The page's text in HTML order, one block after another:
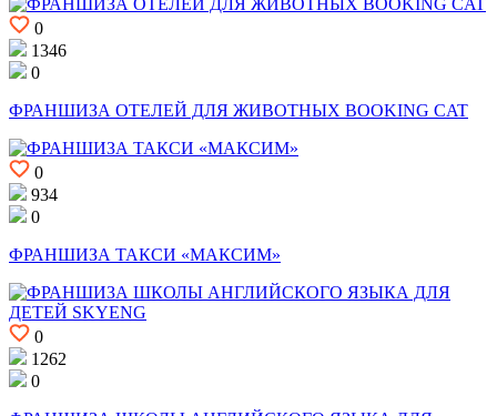
0
1346
0
ФРАНШИЗА ОТЕЛЕЙ ДЛЯ ЖИВОТНЫХ BOOKING CAT
0
934
0
ФРАНШИЗА ТАКСИ «МАКСИМ»
0
1262
0